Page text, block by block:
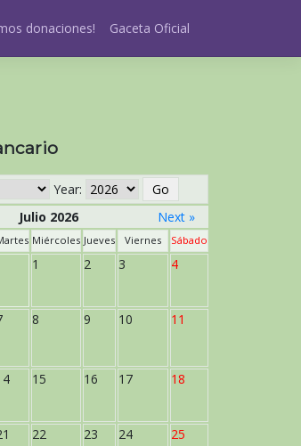
donaciones! Gaceta Oficial
Year:
Julio 2026 Next »
Miércoles Jueves Viernes Sábado
1 2 3 4
8 9 10 11
15 16 17 18
22 23 24 25